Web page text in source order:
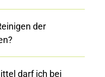
der
darf ich bei